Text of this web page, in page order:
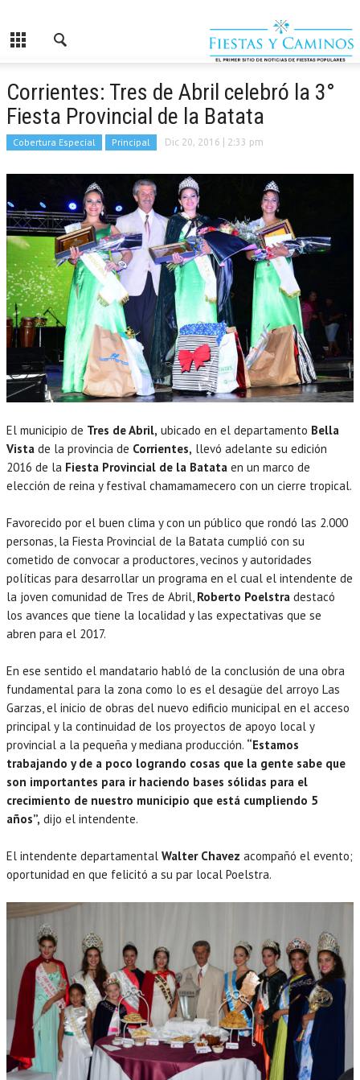
Corrientes: Tres de Abril celebró la 3°
Fiesta Provincial de la Batata
Cobertura Especial Principal Dic 20, 2016 | 2:33 pm
El municipio de Tres de Abril, ubicado en el departamento Bella
Vista de la provincia de Corrientes, llevó adelante su edición
2016 de la Fiesta Provincial de la Batata en un marco de
elección de reina y festival chamamamecero con un cierre tropical.
Favorecido por el buen clima y con un público que rondó las 2.000
personas, la Fiesta Provincial de la Batata cumplió con su
cometido de convocar a productores, vecinos y autoridades
políticas para desarrollar un programa en el cual el intendente de
la joven comunidad de Tres de Abril, Roberto Poelstra destacó
los avances que tiene la localidad y las expectativas que se
abren para el 2017.
En ese sentido el mandatario habló de la conclusión de una obra
fundamental para la zona como lo es el desagüe del arroyo Las
Garzas, el inicio de obras del nuevo edificio municipal en el acceso
principal y la continuidad de los proyectos de apoyo local y
provincial a la pequeña y mediana producción. “Estamos
trabajando y de a poco logrando cosas que la gente sabe que
son importantes para ir haciendo bases sólidas para el
crecimiento de nuestro municipio que está cumpliendo 5
años”, dijo el intendente.
El intendente departamental Walter Chavez acompañó el evento;
oportunidad en que felicitó a su par local Poelstra.